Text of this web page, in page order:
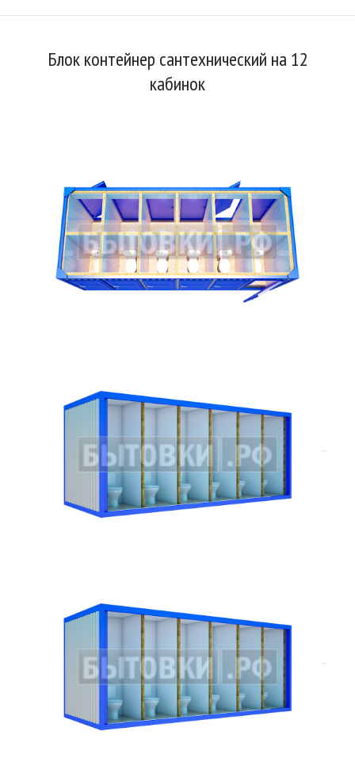
Блок контейнер сантехнический на 12
кабинок